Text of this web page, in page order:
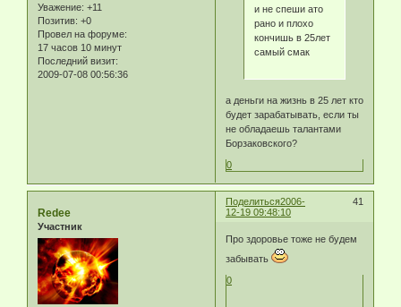
Уважение: +11
Позитив: +0
Провел на форуме:
17 часов 10 минут
Последний визит:
2009-07-08 00:56:36
и не спеши ато
рано и плохо
кончишь в 25лет
самый смак
а деньги на жизнь в 25 лет кто
будет зарабатывать, если ты
не обладаешь талантами
Борзаковского?
0
Поделиться 41
2006-
12-19 09:48:10
Redee
Участник
Про здоровье тоже не будем
забывать
0